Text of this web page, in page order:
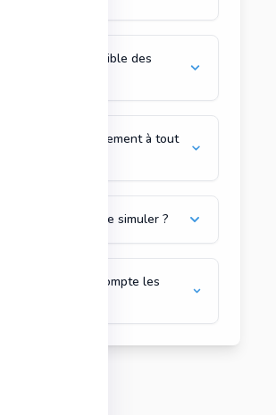
est-il déductible des
mon abonnement à tout
de biens puis-je simuler ?
prend-il en compte les